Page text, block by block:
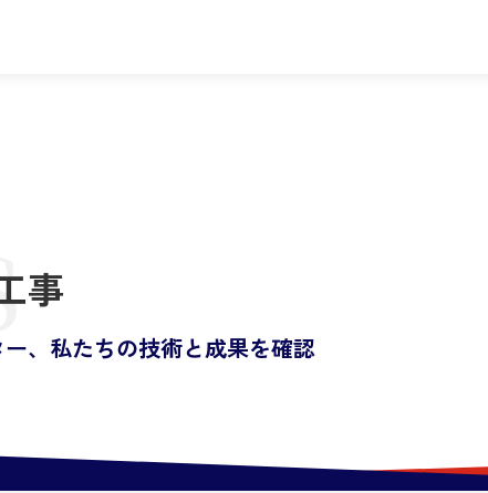
事
、私たちの技術と成果を確認